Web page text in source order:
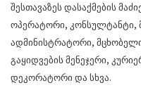
შესთავაზეს დასაქმების
ოპერატორი, კონსულტანტი,
ადმინისტრატორი,
გაყიდვების მენეჯერი,
დეკორატორი და სხვა.